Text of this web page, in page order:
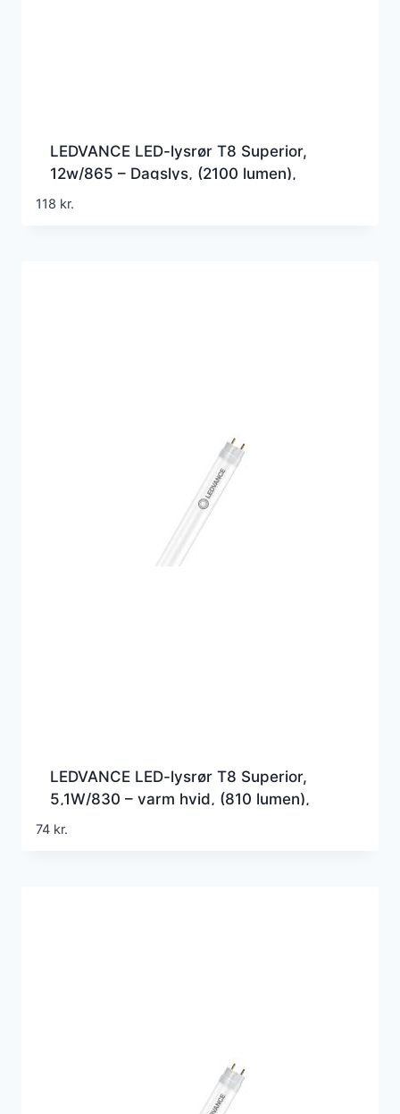
LEDVANCE LED-lysrør T8 Superior,
12w/865 – Dagslys, (2100 lumen),
1200mm, G5 (Erstatter 36w), EM+230v
118 kr.
LEDVANCE LED-lysrør T8 Superior,
5,1W/830 – varm hvid, (810 lumen),
438mm, G5 (Erstatter 15w), EM+230v
74 kr.